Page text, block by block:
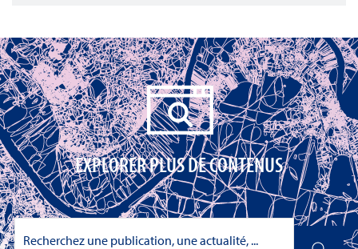
EXPLORER PLUS DE CONTENUS